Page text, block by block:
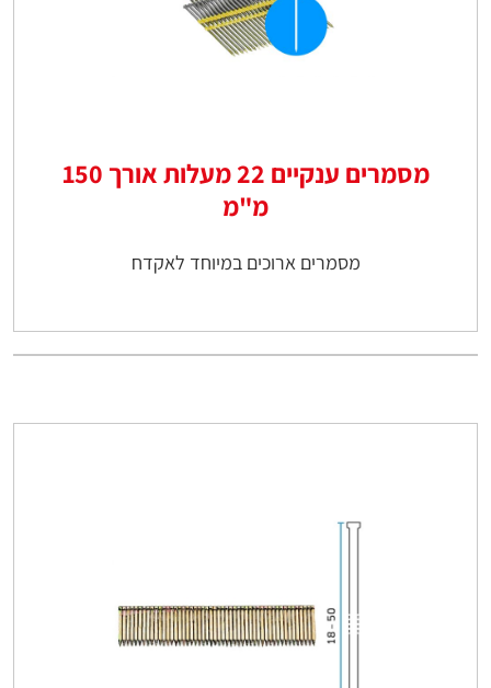
מסמרים ענקיים 22 מעלות אורך 150
מ"מ
מסמרים ארוכים במיוחד לאקדח